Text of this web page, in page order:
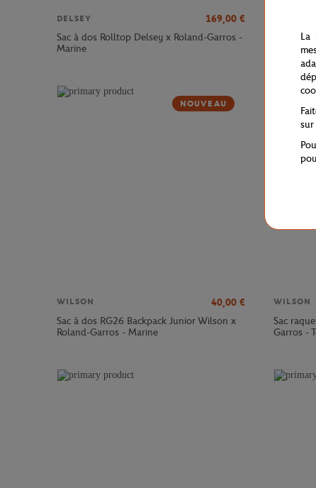
DELSEY 169,00 €
Sac à dos Rolltop Delsey x Roland-Garros -
Marine
Sac à
Roland-
NOUVEAU
WILSON 40,00 €
Sac à dos RG26 Backpack Junior Wilson x
Roland-Garros - Marine
WILSON
Sac
Garros -
La
sur